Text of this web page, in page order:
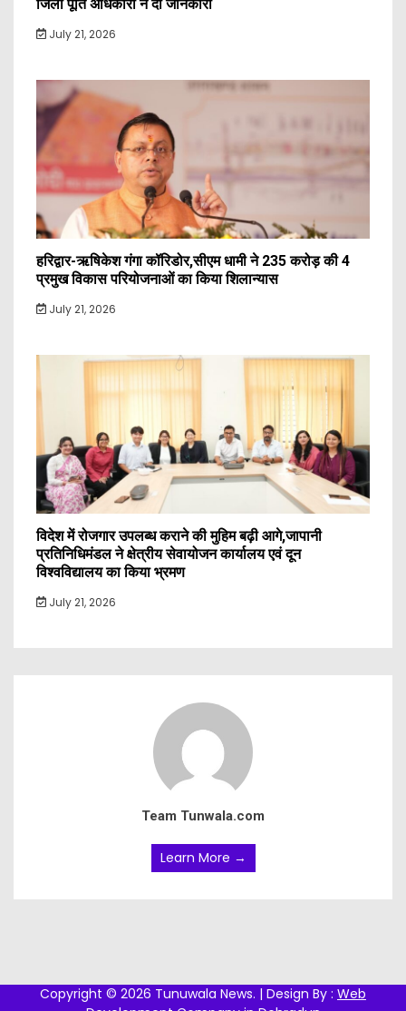
जिला पूर्ति अधिकारी ने दी जानकारी
July 21, 2026
हरिद्वार-ऋषिकेश गंगा कॉरिडोर,सीएम धामी ने 235 करोड़ की 4
प्रमुख विकास परियोजनाओं का किया शिलान्यास
July 21, 2026
विदेश में रोजगार उपलब्ध कराने की मुहिम बढ़ी आगे,जापानी
प्रतिनिधिमंडल ने क्षेत्रीय सेवायोजन कार्यालय एवं दून
विश्वविद्यालय का किया भ्रमण
July 21, 2026
Team Tunwala.com
Learn More →
Copyright © 2026 Tunuwala News. | Design By : Web